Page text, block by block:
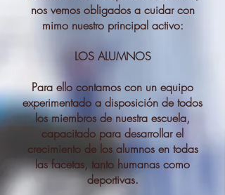
nos vemos obligados a cuidar con
mimo nuestro principal activo:
LOS ALUMNOS
Para ello contamos con un equipo
experimentado a disposición de todos
los miembros de nuestra escuela,
capacitado para desarrollar el
crecimiento de los alumnos en todas
las facetas, tanto humanas como
deportivas.